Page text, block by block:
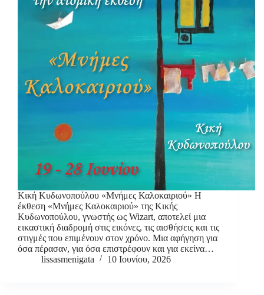
Κική Κυδωνοπούλου «Μνήμες Καλοκαιριού» Η
έκθεση «Μνήμες Καλοκαιριού» της Κικής
Κυδωνοπούλου, γνωστής ως Wizart, αποτελεί μια
εικαστική διαδρομή στις εικόνες, τις αισθήσεις και τις
στιγμές που επιμένουν στον χρόνο. Μια αφήγηση για
όσα πέρασαν, για όσα επιστρέφουν και για εκείνα…
lissasmenigata
10 Ιουνίου, 2026